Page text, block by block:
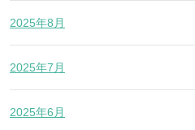
2025年8月
2025年7月
2025年6月